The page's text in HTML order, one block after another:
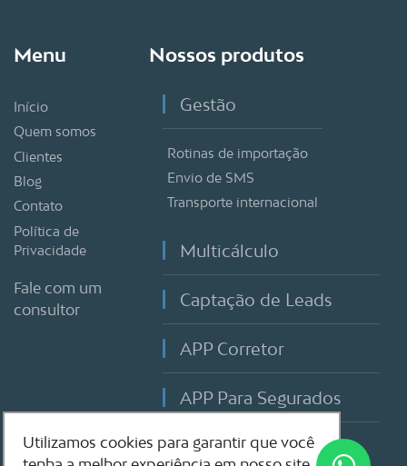
Utilizamos cookies para garantir que você
Menu
Início
Quem somos
Clientes
Blog
Contato
Política de
Privacidade
Fale com um
consultor
Nossos produtos
Gestão
Rotinas de importação
Envio de SMS
Transporte internacional
Multicálculo
Captação de Leads
APP Corretor
APP Para Segurados
SGA